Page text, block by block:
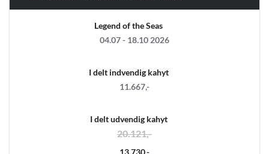
Legend of the Seas
04.07 - 18.10 2026
I delt indvendig kahyt
11.667,-
I delt udvendig kahyt
20.121,-
13.730,-